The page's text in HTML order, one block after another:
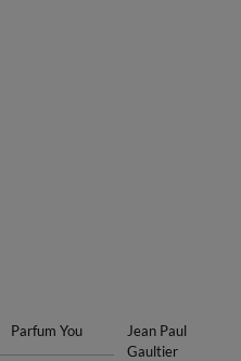
Parfum You
Jean Paul
Gaultier